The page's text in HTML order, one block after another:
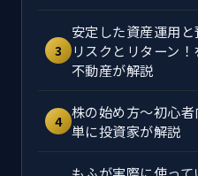
3
安定した資産運用
リスクとリターン
不動産が解説
4 株の始め方～初心
単に投資家が解説